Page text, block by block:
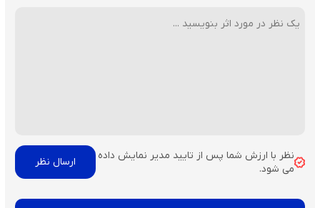
نظر با ارزش شما پس از تایید مدیر نمایش داده
می شود.